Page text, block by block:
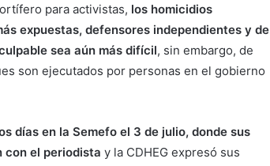
para activistas, los homicidios
expuestas, defensores independientes y de
sea aún más difícil, sin embargo, de
son ejecutados por personas en el gobierno
días en la Semefo el 3 de julio, donde sus
con el periodista y la CDHEG expresó sus